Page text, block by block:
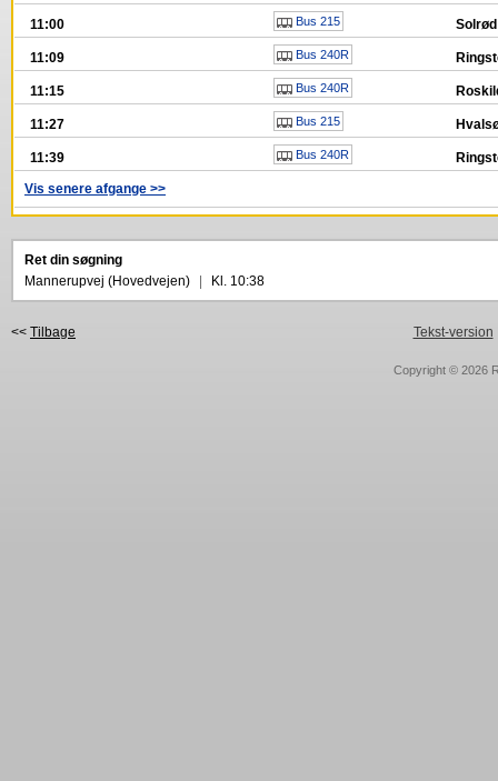
11:00 Bus 215
11:09 Bus 240R
11:15 Bus 240R
11:27 Bus 215
11:39 Bus 240R
Vis senere afgange >>
Ret din søgning
Mannerupvej (Hovedvejen)
Kl. 10:38
<< Tilbage Tekst-version
Copyright © 2026